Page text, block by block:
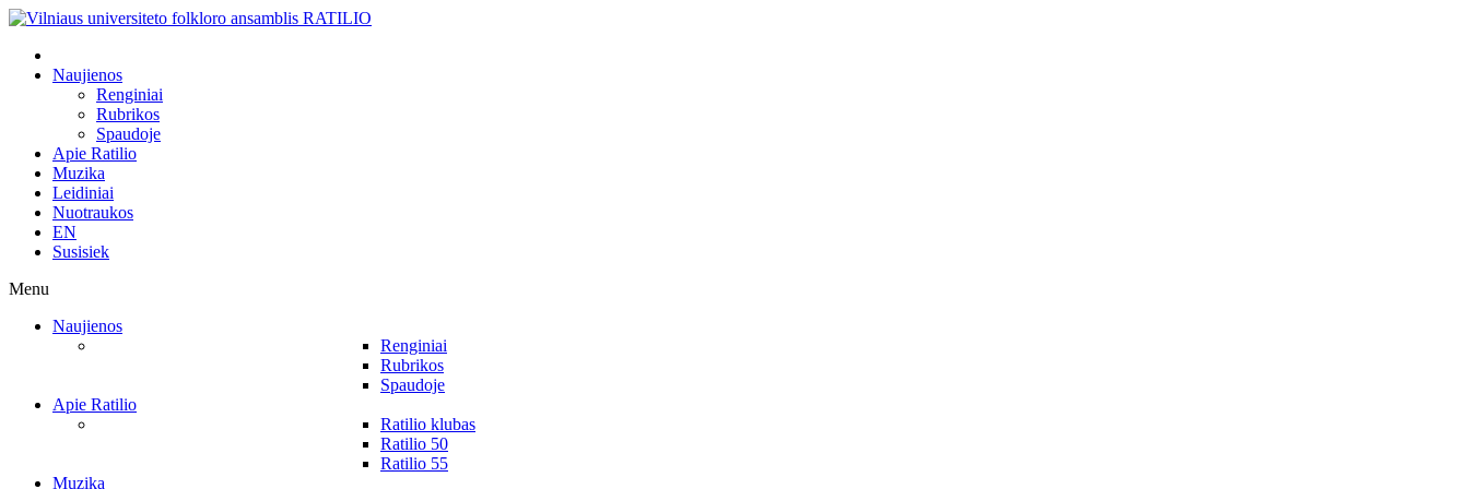
Naujienos
Renginiai
Rubrikos
Spaudoje
Apie Ratilio
Muzika
Leidiniai
Nuotraukos
EN
Susisiek
Menu
Naujienos
Renginiai
Rubrikos
Spaudoje
Apie Ratilio
Ratilio klubas
Ratilio 50
Ratilio 55
Muzika